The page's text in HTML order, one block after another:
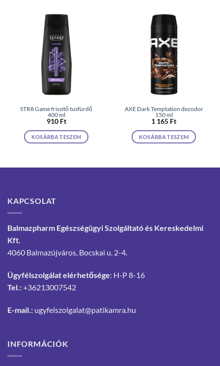
STR8 Game frissítő tusfürdő
400 ml
910 Ft
KOSÁRBA TESZEM
AXE Dark Temptation dezodor
150 ml
1 165 Ft
KOSÁRBA TESZEM
KAPCSOLAT
Balmazpharm Egészségügyi Szolgáltató és Kereskedelmi
Kft.
4060 Balmazújváros, Bocskai u. 2-4.
Ügyfélszolgálat elérhetősége: H-P 8-16
Tel.:+36213007542
E-mail.: ugyfelszolgalat@patikamra.hu
INFORMÁCIÓK